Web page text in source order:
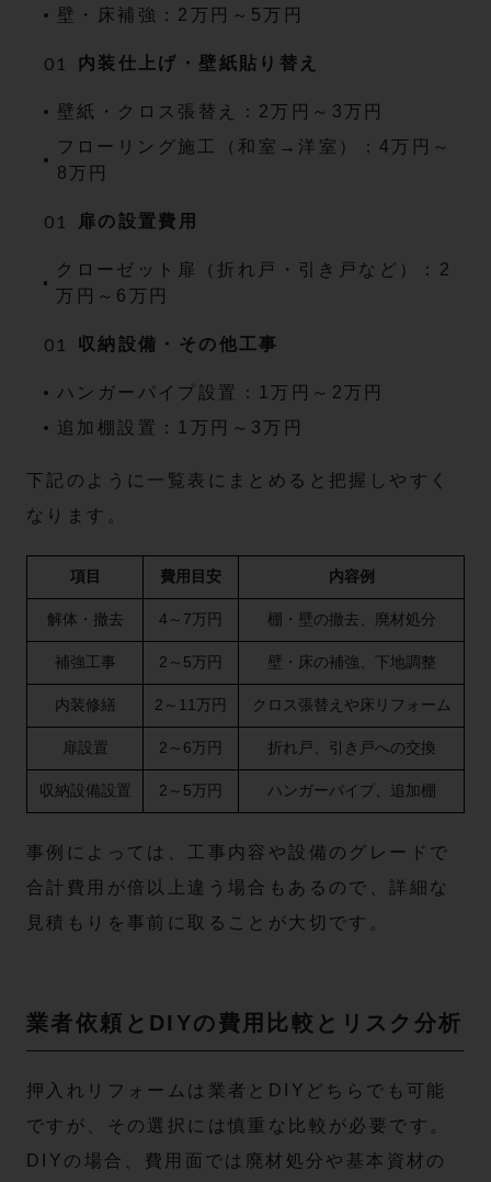
壁・床補強：2万円～5万円
内装仕上げ・壁紙貼り替え
壁紙・クロス張替え：2万円～3万円
フローリング施工（和室→洋室）：4万円～
8万円
扉の設置費用
クローゼット扉（折れ戸・引き戸など）：2
万円～6万円
収納設備・その他工事
ハンガーパイプ設置：1万円～2万円
追加棚設置：1万円～3万円
下記のように一覧表にまとめると把握しやすく
なります。
項目 費用目安 内容例
解体・撤去 4～7万円 棚・壁の撤去、廃材処分
補強工事 2～5万円 壁・床の補強、下地調整
内装修繕 2～11万円 クロス張替えや床リフォーム
扉設置 2～6万円 折れ戸、引き戸への交換
収納設備設置 2～5万円 ハンガーパイプ、追加棚
事例によっては、工事内容や設備のグレードで
合計費用が倍以上違う場合もあるので、詳細な
見積もりを事前に取ることが大切です。
業者依頼とDIYの費用比較とリスク分析
押入れリフォームは業者とDIYどちらでも可能
ですが、その選択には慎重な比較が必要です。
DIYの場合、費用面では廃材処分や基本資材の